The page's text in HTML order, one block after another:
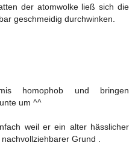
der atomwolke ließ sich die
geschmeidig durchwinken.
homophob und bringen
um ^^
weil er ein alter hässlicher
Grund .